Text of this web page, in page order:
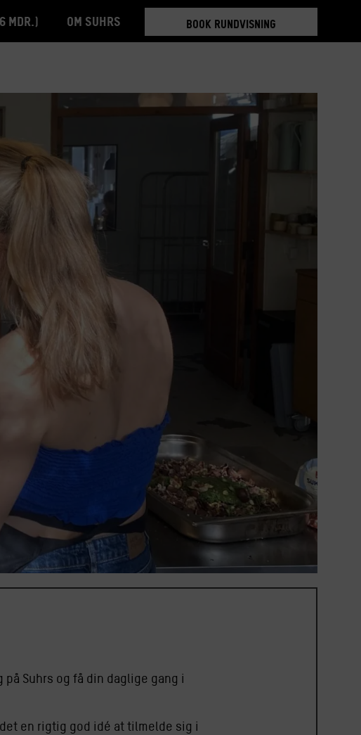
mdr.) Om Suhrs
BOOK RUNDVISNING
TILMELD 5-6 MDR.
Suhrs og få din daglige gang i
en rigtig god idé at tilmelde sig i